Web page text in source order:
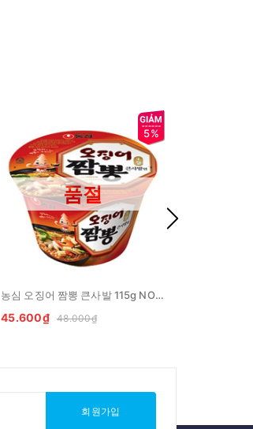
5%
품절
농심 오징어 짬뽕 큰사발 115g NONGSHIM My jjambbong muc bat
45.600₫ 48.000₫
회원가입